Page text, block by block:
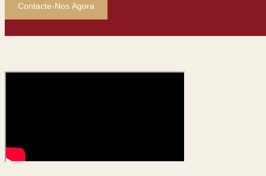
Contacte-Nos Agora